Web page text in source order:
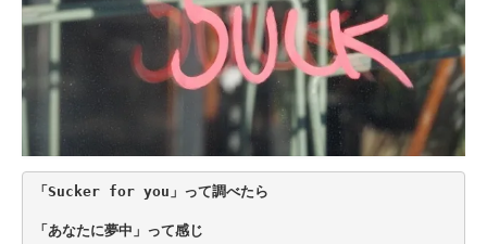
「Sucker for you」って調べたら
「あなたに夢中」って感じ